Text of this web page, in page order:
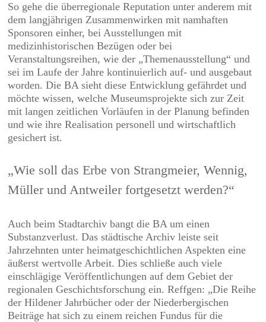
So gehe die überregionale Reputation unter anderem mit
dem langjährigen Zusammenwirken mit namhaften
Sponsoren einher, bei Ausstellungen mit
medizinhistorischen Bezügen oder bei
Veranstaltungsreihen, wie der „Themenausstellung“ und
sei im Laufe der Jahre kontinuierlich auf- und ausgebaut
worden. Die BA sieht diese Entwicklung gefährdet und
möchte wissen, welche Museumsprojekte sich zur Zeit
mit langen zeitlichen Vorläufen in der Planung befinden
und wie ihre Realisation personell und wirtschaftlich
gesichert ist.
„Wie soll das Erbe von Strangmeier, Wennig,
Müller und Antweiler fortgesetzt werden?“
Auch beim Stadtarchiv bangt die BA um einen
Substanzverlust. Das städtische Archiv leiste seit
Jahrzehnten unter heimatgeschichtlichen Aspekten eine
äußerst wertvolle Arbeit. Dies schließe auch viele
einschlägige Veröffentlichungen auf dem Gebiet der
regionalen Geschichtsforschung ein. Reffgen: „Die Reihe
der Hildener Jahrbücher oder der Niederbergischen
Beiträge hat sich zu einem reichen Fundus für die